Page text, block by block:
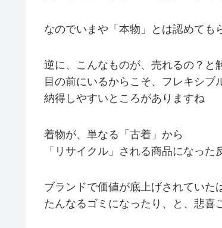
なのでいまや「本物」とは認めても
逆に、こんなものが、売れるの？と
目の前にいるからこそ、フレキシブ
納得しやすいところがありますね
着物が、単なる「古着」から
「リサイクル」される商品になった
ブランドで価値が底上げされていた
たんなるゴミになったり、と、悲喜